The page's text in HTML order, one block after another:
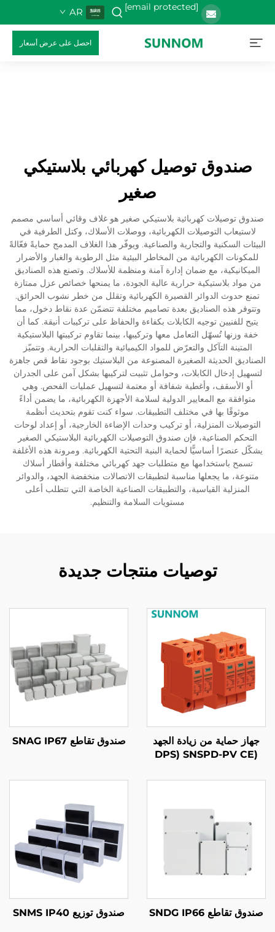
[email protected]
AR
احصل على عرض أسعار
صندوق توصيل كهربائي بلاستيكي
صغير
صندوق توصيلات كهربائية بلاستيكي صغير هو غلاف وقائي أساسي مصمم
لاستيعاب التوصيلات الكهربائية، ووصلات الأسلاك، وكتل الطرفية في
البيئات السكنية والتجارية والصناعية. ويوفّر هذا الغلاف المدمج حمايةً فعّالةً
للمكونات الكهربائية من المخاطر البيئية مثل الرطوبة والغبار والأضرار
الميكانيكية، مع ضمان إدارة آمنة ومنظمة للأسلاك. وتصنع هذه الصناديق
من مواد بلاستيكية حرارية عالية الجودة، ما يمنحها خصائص عزل ممتازة
تمنع حدوث الدوائر القصيرة الكهربائية وتقلل من خطر نشوب الحرائق.
وتتوفر هذه الصناديق بعدة تصاميم مختلفة تتضمّن عدة نقاط دخول، مما
يتيح للفنيين توجيه الكابلات بكفاءة والحفاظ على تركيبات أنيقة. كما أن
خفة وزنها تُسهّل التعامل معها وتركيبها، بينما تقاوم تركيبتها البلاستيكية
المتينة التآكل والتعرّض للمواد الكيميائية والتقلبات الحرارية. وتتميّز
الصناديق الحديثة الصغيرة المصنوعة من البلاستيك بوجود نقاط قص جاهزة
لتسهيل إدخال الكابلات، وحوامل تثبيت لتركيبها بشكل آمن على الجدران
أو الأسقف، وأغطية شفافة أو معتمة لتسهيل عمليات الفحص. وهي
متوافقة مع المعايير الدولية لسلامة الأجهزة الكهربائية، ما يضمن أداءً
موثوقًا بها في مختلف التطبيقات. سواء كنت تقوم بتحديث أنظمة
التوصيلات المنزلية، أو تركيب وحدات الإضاءة الخارجية، أو إعداد لوحات
التحكم الصناعية، فإن صندوق التوصيلات الكهربائية البلاستيكي الصغير
يشكّل عنصرًا أساسيًّا لحماية البنية التحتية الكهربائية. ومرونة هذه الأغلفة
تسمح باستخدامها مع متطلبات جهد كهربائي مختلفة وأقطار أسلاك
متنوعة، ما يجعلها مناسبة لتطبيقات الاتصالات منخفضة الجهد، والدوائر
المنزلية القياسية، والتطبيقات الصناعية الخاصة التي تتطلب أعلى
مستويات السلامة والتنظيم.
توصيات منتجات جديدة
جهاز حماية من زيادة الجهد
(DPS) SNSPD-PV CE
20KA-40KA 2P 3P تيار
1000V 1500V SPD
صندوق تقاطع SNAG IP67
صندوق تقاطع SNDG IP66 صندوق توزيع SNMS IP40